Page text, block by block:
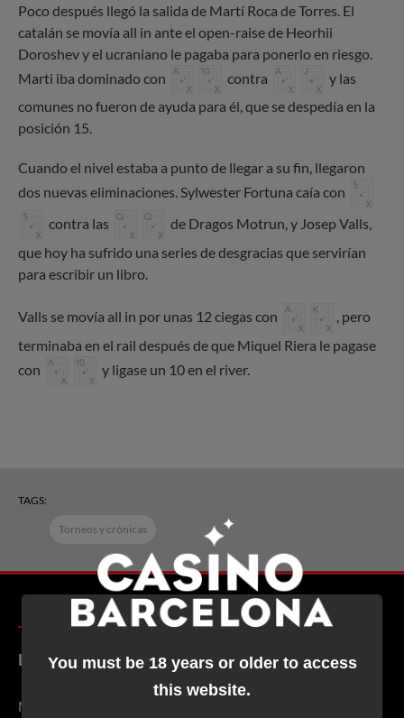
Poco después llegó la salida de Martí Roca de Torres. El
catalán se movía all in ante el open-raise de Heorhii
Doroshev y el ucraniano le pagaba para ponerlo en riesgo.
Marti iba dominado con
contra
y las
comunes no fueron de ayuda para él, que se despedía en la
posición 15.
Cuando el nivel estaba a punto de llegar a su fin, llegaron
dos nuevas eliminaciones. Sylwester Fortuna caía con
contra las
de Dragos Motrun, y Josep Valls,
que hoy ha sufrido una series de desgracias que servirían
para escribir un libro.
Valls se movía all in por unas 12 ciegas con
, pero
terminaba en el rail después de que Miquel Riera le pagase
con
y ligase un 10 en el river.
TAGS:
Torneos y crónicas
Location and contact info
Marina, 19-21
You must be 18 years or older to access
this website.